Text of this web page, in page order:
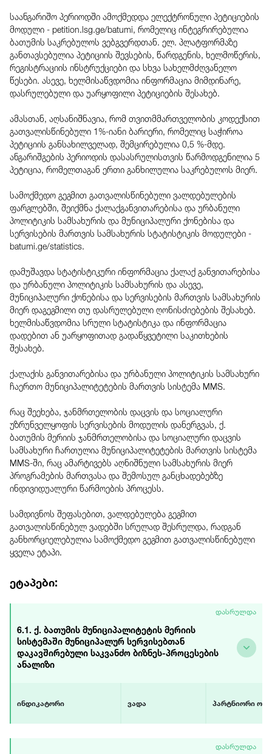
საანგარიშო პერიოდში ამოქმედდა ელექტრონული პეტიციების
მოდული - petition.lsg.ge/batumi, რომელიც ინტეგრირებულია
ბათუმის საკრებულოს ვებგვერდთან. ელ. პლატფორმაზე
განთავსებულია პეტიციის შევსების, წარდგენის, ხელმოწერის,
რეგისტრაციის ინსტრუქციები და სხვა სახელმძღვანელო
წესები. ასევე, ხელმისაწვდომია ინფორმაცია მიმდინარე,
დასრულებული და უარყოფილი პეტიციების შესახებ.
ამასთან, აღსანიშნავია, რომ თვითმმართველობის კოდექსით
გათვალისწინებული 1%-იანი ბარიერი, რომელიც საჭიროა
პეტიციის განსახილველად, შემცირებულია 0,5 %-მდე.
ანგარიშგების პერიოდის დასასრულისთვის წარმოდგენილია 5
პეტიცია, რომელთაგან ერთი განხილულია საკრებულოს მიერ.
სამოქმედო გეგმით გათვალისწინებული ვალდებულების
ფარგლებში, შეიქმნა ქალაქგანვითარებისა და ურბანული
პოლიტიკის სამსახურის და მუნიციპალური ქონებისა და
სერვისების მართვის სამსახურის სტატისტიკის მოდულები -
batumi.ge/statistics.
დამუშავდა სტატისტიკური ინფორმაცია ქალაქ განვითარებისა
და ურბანული პოლიტიკის სამსახურის და ასევე,
მუნიციპალური ქონებისა და სერვისების მართვის სამსახურის
მიერ დაგეგმილი თუ დასრულებული ღონისძიებების შესახებ.
ხელმისაწვდომია სრული სტატისტიკა და ინფორმაცია
დადებით ან უარყოფითად გადაწყვეტილი საკითხების
შესახებ.
ქალაქის განვითარებისა და ურბანული პოლიტიკის სამსახური
ჩაერთო მუნიციპალიტეტების მართვის სისტემა MMS.
რაც შეეხება, ჯანმრთელობის დაცვის და სოციალური
უზრუნველყოფის სერვისების მოდულის დანერგვას, ქ.
ბათუმის მერიის ჯანმრთელობისა და სოციალური დაცვის
სამსახური ჩართულია მუნიციპალიტეტების მართვის სისტემა
MMS-ში, რაც ამარტივებს აღნიშნული სამსახურის მიერ
პროგრამების მართვასა და შემოსულ განცხადებებზე
ინდივიდუალური წარმოების პროცესს.
სამდივნოს შეფასებით, ვალდებულება გეგმით
გათვალისწინებულ ვადებში სრულად შესრულდა, რადგან
განხორციელებულია სამოქმედო გეგმით გათვალისწინებული
ყველა ეტაპი.
ეტაპები:
6.1. ქ. ბათუმის მუნიციპალიტეტის მერიის
სისტემაში მუნიციპალურ სერვისებთან
დაკავშირებული საკვანძო ბიზნეს-პროცესების
ანალიზი
დასრულდა
ინდიკატორი ვადა პარტნიორი
დემოკრატიული
დასრულდა